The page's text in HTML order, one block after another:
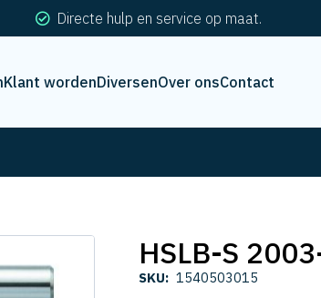
Directe hulp en service op maat.
Klant wordenDiversenOver onsContact
HSLB-S
SKU: 1540503015